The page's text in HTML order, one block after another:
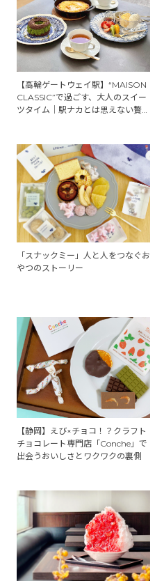
【高輪ゲートウェイ駅】“MAISON
CLASSIC”で過ごす、大人のスイー
ツタイム｜駅ナカとは思えない贅沢
「スナックミー」人と人をつなぐお
やつのストーリー
【静岡】えび×チョコ！？️クラフト
チョコレート専門店「Conche」で
出会うおいしさとワクワクの裏側